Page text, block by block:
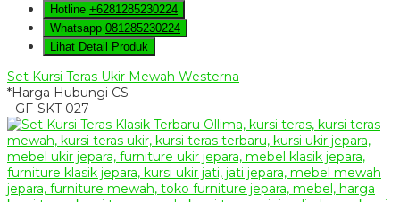
Hotline +6281285230224
Whatsapp 081285230224
Lihat Detail Produk
Set Kursi Teras Ukir Mewah Westerna
*Harga Hubungi CS
- GF-SKT 027